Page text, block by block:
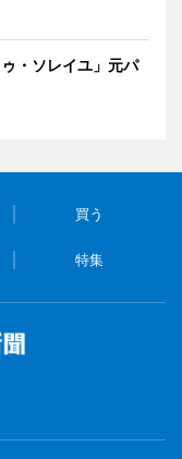
・ソレイユ」元パ
買う
特集